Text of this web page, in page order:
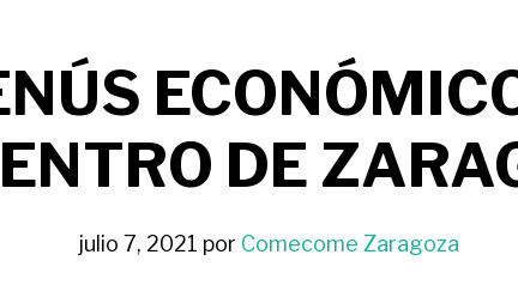
DE
julio 7, 2021 por Comecome Zaragoza